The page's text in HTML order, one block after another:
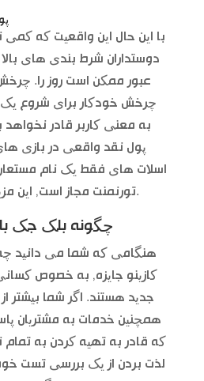
با این حال این واقعیت که کمی
دوستداران شرط بندی های بالا
عبور ممکن است روز را.
چرخش خودکار برای شروع یک
به معنی کاربر قادر نخواهد
پول نقد واقعی در بازی
اسلات های فقط یک نام مستعار
تورنمنت مجاز است, این مزیت مضاعف مرفه است.
چگونه بلک جک
هنگامی که شما می دانید چه
کازینو جایزه, به خصوص
جدید هستند. اگر شما بیشتر
همچنین خدمات به مشتریان
که قادر به تهیه کردن به تمام
لذت بردن از یک بررسی تست